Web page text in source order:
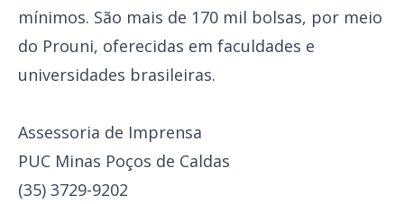
mínimos. São mais de 170 mil bolsas, por meio
do Prouni, oferecidas em faculdades e
universidades brasileiras.
Assessoria de Imprensa
PUC Minas Poços de Caldas
(35) 3729-9202